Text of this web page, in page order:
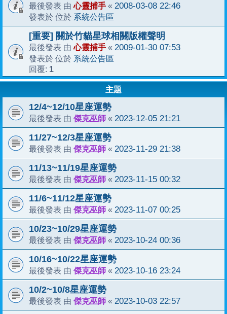
最後發表 由心靈捕手 « 2008-03-08 22:46
發表於 位於 系統公告區
[重要] 關於竹貓星球相關版權聲明
最後發表 由心靈捕手 « 2009-01-30 07:53
發表於 位於 系統公告區
回覆: 1
主題
12/4~12/10星座運勢
最後發表 由 傑克巫師 « 2023-12-05 21:21
11/27~12/3星座運勢
最後發表 由 傑克巫師 « 2023-11-29 21:38
11/13~11/19星座運勢
最後發表 由 傑克巫師 « 2023-11-15 00:32
11/6~11/12星座運勢
最後發表 由 傑克巫師 « 2023-11-07 00:25
10/23~10/29星座運勢
最後發表 由 傑克巫師 « 2023-10-24 00:36
10/16~10/22星座運勢
最後發表 由 傑克巫師 « 2023-10-16 23:24
10/2~10/8星座運勢
最後發表 由 傑克巫師 « 2023-10-03 22:57